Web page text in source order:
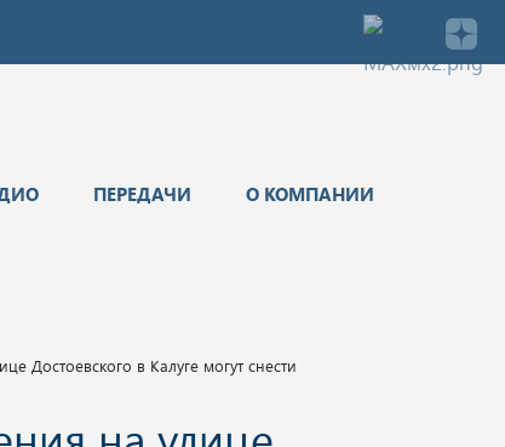
ПЕРЕДАЧИ О КОМПАНИИ
Достоевского в Калуге могут снести